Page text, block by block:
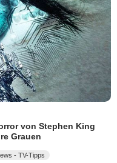
von Stephen King
Grauen
- TV-Tipps